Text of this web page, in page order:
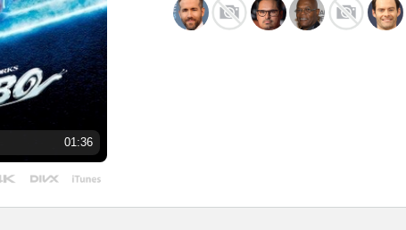
01:36